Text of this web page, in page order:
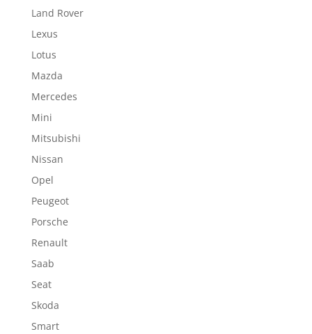
Land Rover
Lexus
Lotus
Mazda
Mercedes
Mini
Mitsubishi
Nissan
Opel
Peugeot
Porsche
Renault
Saab
Seat
Skoda
Smart